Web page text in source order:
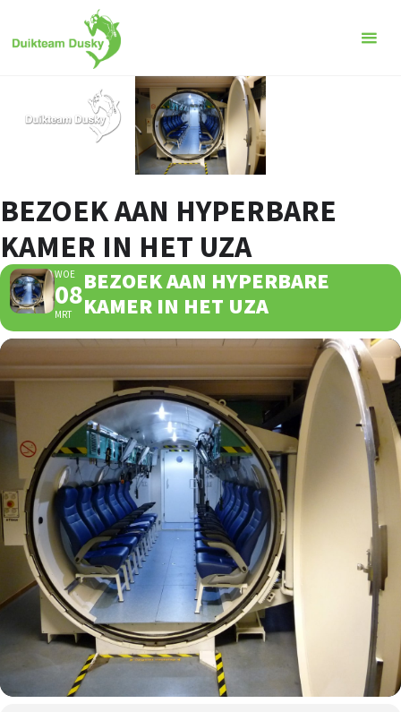
de
BEZOEK AAN HYPERBARE
KAMER IN HET UZA
WOE
08
MRT
BEZOEK AAN HYPERBARE
KAMER IN HET UZA